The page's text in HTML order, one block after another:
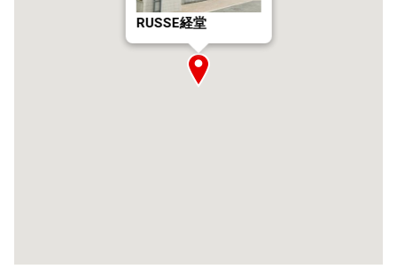
RUSSE経堂